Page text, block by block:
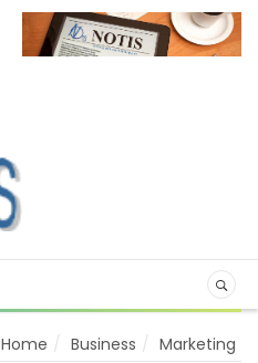
Home Business Marketing